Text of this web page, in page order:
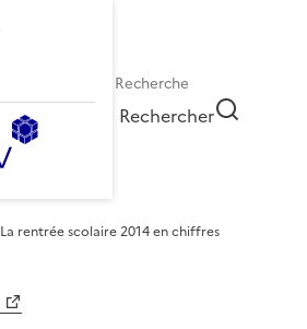
Rechercher
La rentrée scolaire 2014 en chiffres